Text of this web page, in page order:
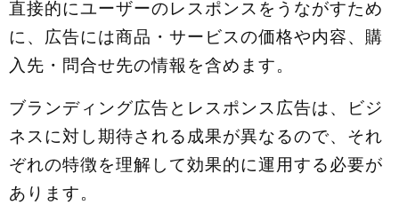
直接的にユーザーのレスポンスをうながすため
に、広告には商品・サービスの価格や内容、購
入先・問合せ先の情報を含めます。
ブランディング広告とレスポンス広告は、ビジ
ネスに対し期待される成果が異なるので、それ
ぞれの特徴を理解して効果的に運用する必要が
あります。